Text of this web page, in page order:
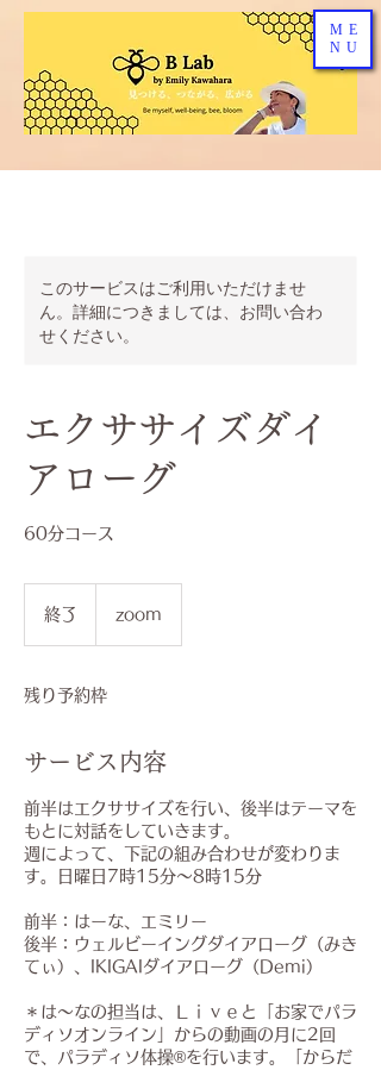
ME
NU
このサービスはご利用いただけませ
ん。詳細につきましては、お問い合わ
せください。
エクササイズダイ
アローグ
60分コース
終了 zoom
残り予約枠
サービス内容
前半はエクササイズを行い、後半はテーマを
もとに対話をしていきます。
週によって、下記の組み合わせが変わりま
す。日曜日7時15分～8時15分
前半：はーな、エミリー
後半：ウェルビーイングダイアローグ（みき
てぃ）、IKIGAIダイアローグ（Demi）
＊は～なの担当は、Ｌｉｖｅと「お家でパラ
ディソオンライン」からの動画の月に2回
で、パラディソ体操®を行います。「からだ